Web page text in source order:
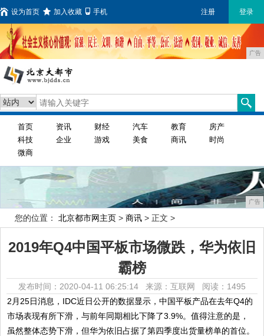
设为首页 加入收藏 手机 注册 登录
广告
首页 资讯 财经 汽车 教育
房产
科技
企业 游戏 美食 商讯
时尚
微商
广告
您的位置： 北京都市网主页 > 商讯 > 正文 >
2019年Q4中国平板市场微跌，华为依旧
霸榜
发布时间：2020-04-11 06:25:14 来源：互联网 阅读：1495
2月25日消息，IDC近日公开的数据显示，中国平板产品在去年Q4的
市场表现有所下滑，与前年同期相比下降了3.9%。值得注意的是，
虽然整体态势下滑，但华为依旧占据了第四季度出货量榜单的首位。